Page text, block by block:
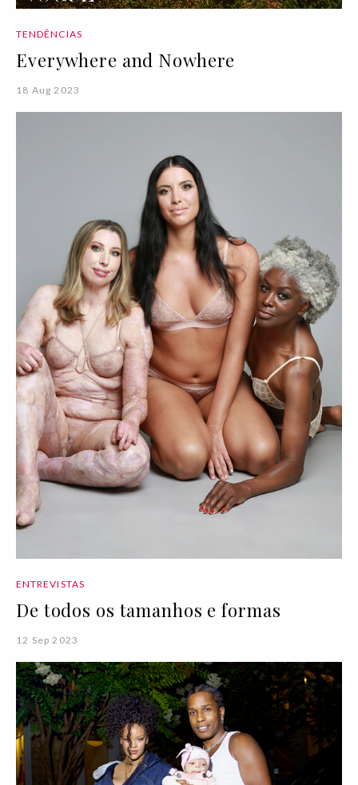
TENDÊNCIAS
Everywhere and Nowhere
18 Aug 2023
ENTREVISTAS
De todos os tamanhos e formas
12 Sep 2023